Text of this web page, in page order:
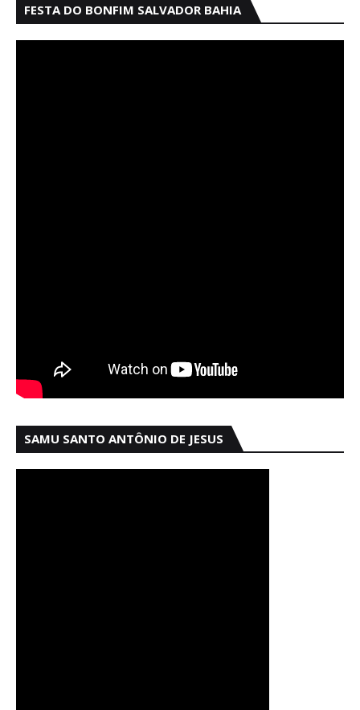
FESTA DO BONFIM SALVADOR BAHIA
SAMU SANTO ANTÔNIO DE JESUS